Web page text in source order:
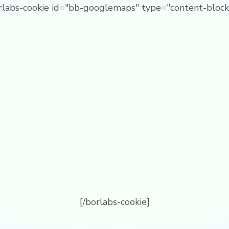
cookie id="bb-googlemaps" type="content-
[/borlabs-cookie]